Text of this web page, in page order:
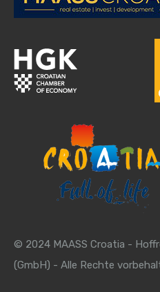
© 2024 MAASS Croatia -
(GmbH) - Alle Rechte